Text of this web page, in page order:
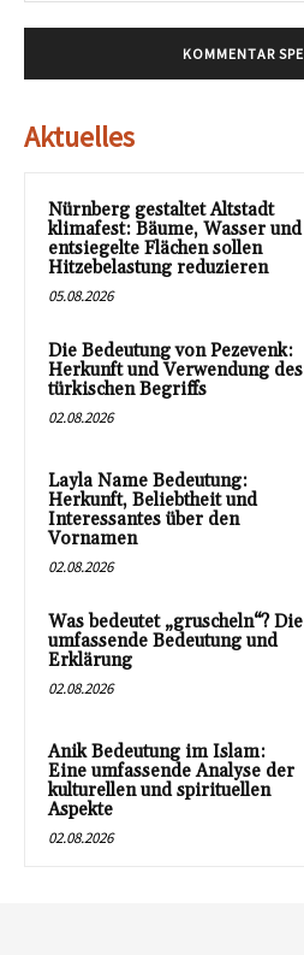
Aktuelles
Nürnberg gestaltet Altstadt
klimafest: Bäume, Wasser und
entsiegelte Flächen sollen
Hitzebelastung reduzieren
05.08.2026
Die Bedeutung von Pezevenk:
Herkunft und Verwendung des
türkischen Begriffs
02.08.2026
Layla Name Bedeutung:
Herkunft, Beliebtheit und
Interessantes über den
Vornamen
02.08.2026
Was bedeutet „gruscheln“? Die
umfassende Bedeutung und
Erklärung
02.08.2026
Anik Bedeutung im Islam:
Eine umfassende Analyse der
kulturellen und spirituellen
Aspekte
02.08.2026